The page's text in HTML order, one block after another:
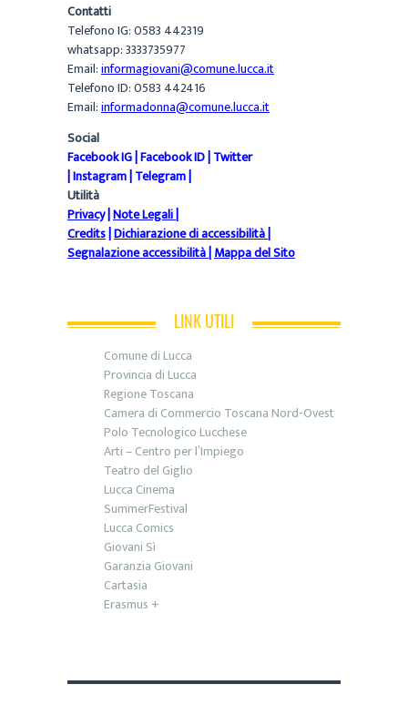
Contatti
Telefono IG: 0583 442319
whatsapp: 3333735977
Email:informagiovani@comune.lucca.it
Telefono ID: 0583 442416
Email:informadonna@comune.lucca.it
Social
Facebook IG|Facebook ID|Twitter
|Instagram|Telegram|
Utilità
Privacy|Note Legali|
Credits|Dichiarazione di accessibilità|
Segnalazione accessibilità|Mappa del Sito
LINK UTILI
Comune di Lucca
Provincia di Lucca
Regione Toscana
Camera di Commercio Toscana Nord-Ovest
Polo Tecnologico Lucchese
Arti – Centro per l’Impiego
Teatro del Giglio
Lucca Cinema
SummerFestival
Lucca Comics
Giovani Sì
Garanzia Giovani
Cartasia
Erasmus +